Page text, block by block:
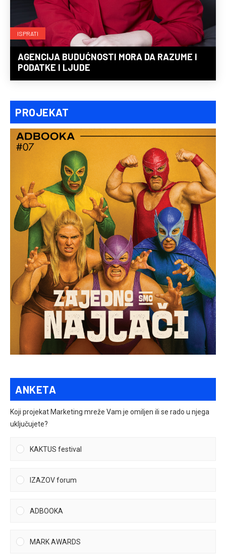
ISPRATI
AGENCIJA BUDUĆNOSTI MORA DA RAZUME I
PODATKE I LJUDE
PROJEKAT
ANKETA
Koji projekat Marketing mreže Vam je omiljen ili se rado u njega
uključujete?
KAKTUS festival
IZAZOV forum
ADBOOKA
MARK AWARDS